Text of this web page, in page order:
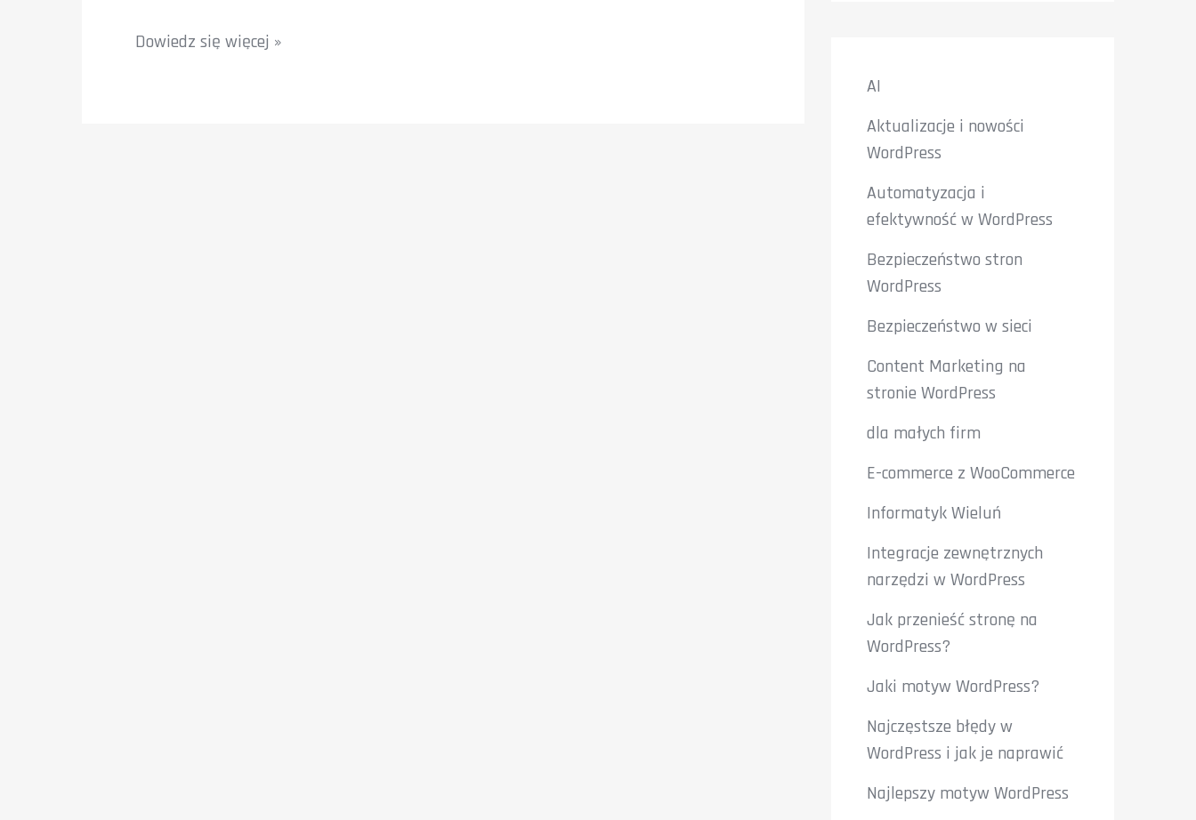
Social
Dowiedz się więcej »
AI
Aktualizacje i nowości
WordPress
Automatyzacja i
efektywność w WordPress
Bezpieczeństwo stron
WordPress
Bezpieczeństwo w sieci
Content Marketing na
stronie WordPress
dla małych firm
E-commerce z WooCommerce
Informatyk Wieluń
Integracje zewnętrznych
narzędzi w WordPress
Jak przenieść stronę na
WordPress?
Jaki motyw WordPress?
Najczęstsze błędy w
WordPress i jak je naprawić
Najlepszy motyw WordPress